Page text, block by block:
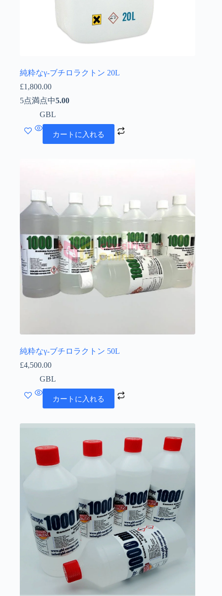
純粋なγ-ブチロラクトン 20L
£1,800.00
5点満点中5.00
GBL
カートに入れる
純粋なγ-ブチロラクトン 50L
£4,500.00
GBL
カートに入れる